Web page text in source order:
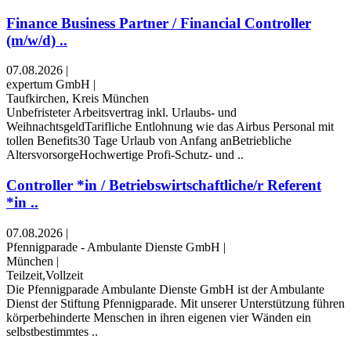
Finance Business Partner / Financial Controller
(m/w/d) ..
07.08.2026 |
expertum GmbH |
Taufkirchen, Kreis München
Unbefristeter Arbeitsvertrag inkl. Urlaubs- und
WeihnachtsgeldTarifliche Entlohnung wie das Airbus Personal mit
tollen Benefits30 Tage Urlaub von Anfang anBetriebliche
AltersvorsorgeHochwertige Profi-Schutz- und ..
Controller *in / Betriebswirtschaftliche/r Referent
*in ..
07.08.2026 |
Pfennigparade - Ambulante Dienste GmbH |
München |
Teilzeit,Vollzeit
Die Pfennigparade Ambulante Dienste GmbH ist der Ambulante
Dienst der Stiftung Pfennigparade. Mit unserer Unterstützung führen
körperbehinderte Menschen in ihren eigenen vier Wänden ein
selbstbestimmtes ..